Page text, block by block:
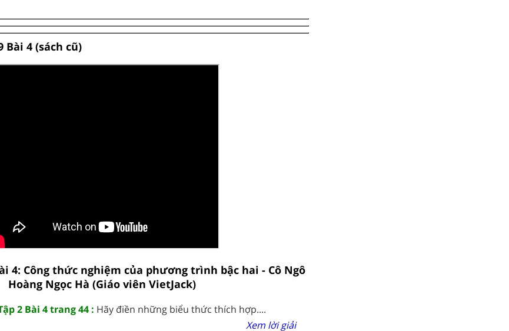
4 (sách cũ)
4: Công thức nghiệm của phương trình bậc hai - Cô Ngô
Hoàng Ngọc Hà (Giáo viên VietJack)
2 Bài 4 trang 44 : Hãy điền những biểu thức thích hợp....
Xem lời giải